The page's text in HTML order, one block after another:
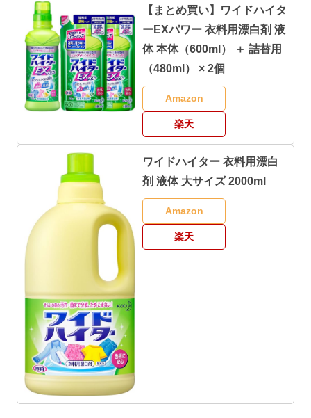
【まとめ買い】ワイドハイタ
ーEXパワー 衣料用漂白剤 液
体 本体（600ml） ＋ 詰替用
（480ml） × 2個
Amazon
楽天
ワイドハイター 衣料用漂白
剤 液体 大サイズ 2000ml
Amazon
楽天